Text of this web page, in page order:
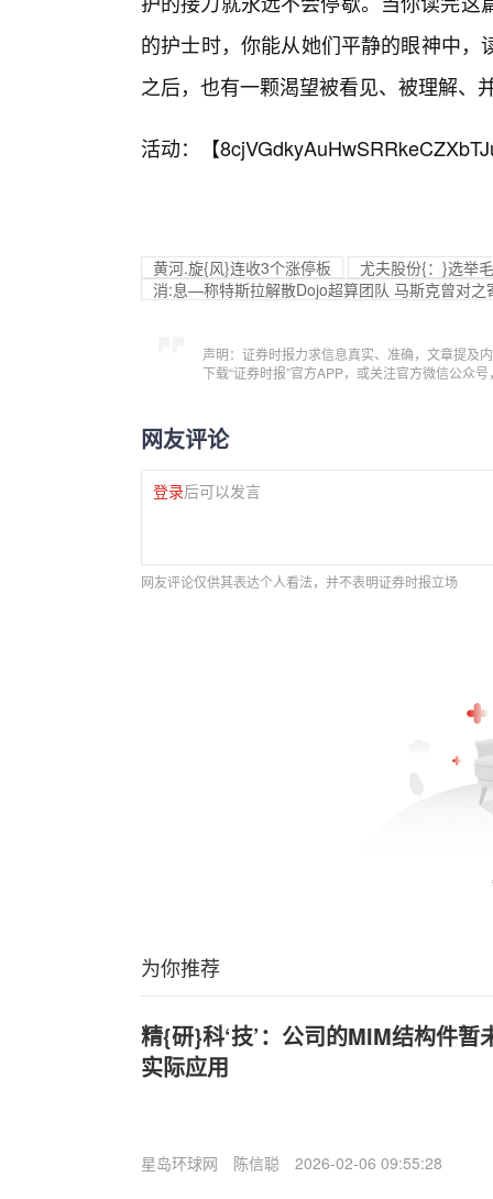
的护士时，你能从她们平静的眼神中
之后，也有一颗渴望被看见、被理解、
活动：【
黄河.旋{风}连收3个涨停板
尤夫股份{：}选举
消:息—称特斯拉解散Dojo超算团队 马斯克曾对之
声明：证券时报力求信息真实、准确，文章提及
下载“证券时报”官方APP，或关注官方微信公众
网友评论
登录后可以发言
网友评论仅供其表达个人看法，并不表明证券时报立场
为你推荐
精{研}科‘技’：公司的MIM结构件
实际应用
星岛环球网 陈信聪 2026-02-06 09:55:28